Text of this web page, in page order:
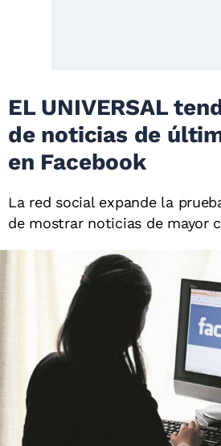
EL UNIVERSAL
de noticias de
en Facebook
La red social expande la
de mostrar noticias de mayor